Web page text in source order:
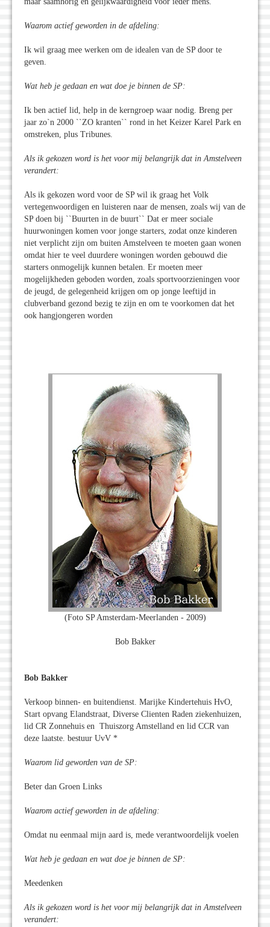
Waarom actief geworden in de afdeling:
Ik wil graag mee werken om de idealen van de SP door te
geven.
Wat heb je gedaan en wat doe je binnen de SP:
Ik ben actief lid, help in de kerngroep waar nodig. Breng per
jaar zo`n 2000 ``ZO kranten`` rond in het Keizer Karel Park en
omstreken, plus Tribunes.
Als ik gekozen word is het voor mij belangrijk dat in Amstelveen
verandert:
Als ik gekozen word voor de SP wil ik graag het Volk
vertegenwoordigen en luisteren naar de mensen, zoals wij van de
SP doen bij ``Buurten in de buurt`` Dat er meer sociale
huurwoningen komen voor jonge starters, zodat onze kinderen
niet verplicht zijn om buiten Amstelveen te moeten gaan wonen
omdat hier te veel duurdere woningen worden gebouwd die
starters onmogelijk kunnen betalen. Er moeten meer
mogelijkheden geboden worden, zoals sportvoorzieningen voor
de jeugd, de gelegenheid krijgen om op jonge leeftijd in
clubverband gezond bezig te zijn en om te voorkomen dat het
ook hangjongeren worden
(Foto SP Amsterdam-Meerlanden - 2009)
Bob Bakker
Bob Bakker
Verkoop binnen- en buitendienst. Marijke Kindertehuis HvO,
Start opvang Elandstraat, Diverse Clienten Raden ziekenhuizen,
lid CR Zonnehuis en Thuiszorg Amstelland en lid CCR van
deze laatste. bestuur UvV *
Waarom lid geworden van de SP:
Beter dan Groen Links
Waarom actief geworden in de afdeling:
Omdat nu eenmaal mijn aard is, mede verantwoordelijk voelen
Wat heb je gedaan en wat doe je binnen de SP:
Meedenken
Als ik gekozen word is het voor mij belangrijk dat in Amstelveen
verandert: